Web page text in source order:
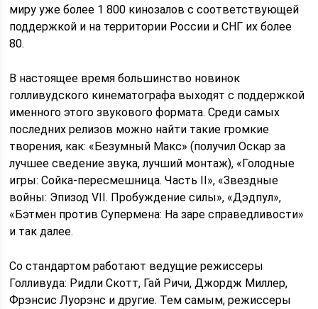
миру уже более 1 800 кинозалов с соответствующей
поддержкой и на территории России и СНГ их более
80.
В настоящее время большинство новинок
голливудского кинематографа выходят с поддержкой
именного этого звукового формата. Среди самых
последних релизов можно найти такие громкие
творения, как: «Безумный Макс» (получил Оскар за
лучшее сведение звука, лучший монтаж), «Голодные
игры: Сойка-пересмешница. Часть II», «Звездные
войны: Эпизод VII. Пробуждение силы», «Дэдпул»,
«Бэтмен против Супермена: На заре справедливости»
и так далее.
Со стандартом работают ведущие режиссеры
Голливуда: Ридли Скотт, Гай Ричи, Джордж Миллер,
Фрэнсис Луорэнс и другие. Тем самым, режиссеры